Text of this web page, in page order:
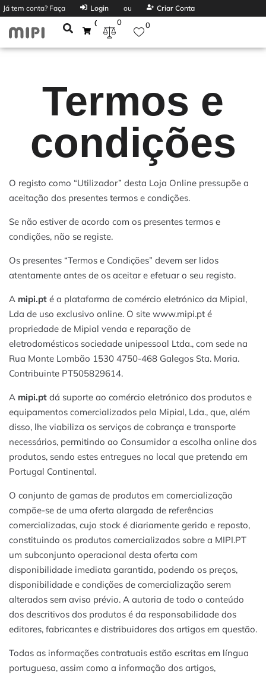
Já tem conta? Faça Login ou Criar Conta
0 0 0
Termos e
condições
O registo como “Utilizador” desta Loja Online pressupõe a
aceitação dos presentes termos e condições.
Se não estiver de acordo com os presentes termos e
condições, não se registe.
Os presentes “Termos e Condições” devem ser lidos
atentamente antes de os aceitar e efetuar o seu registo.
A mipi.pt é a plataforma de comércio eletrónico da Mipial,
Lda de uso exclusivo online. O site www.mipi.pt é
propriedade de Mipial venda e reparação de
eletrodomésticos sociedade unipessoal Ltda., com sede na
Rua Monte Lombão 1530 4750-468 Galegos Sta. Maria.
Contribuinte PT505829614.
A mipi.pt dá suporte ao comércio eletrónico dos produtos e
equipamentos comercializados pela Mipial, Lda., que, além
disso, lhe viabiliza os serviços de cobrança e transporte
necessários, permitindo ao Consumidor a escolha online dos
produtos, sendo estes entregues no local que pretenda em
Portugal Continental.
O conjunto de gamas de produtos em comercialização
compõe-se de uma oferta alargada de referências
comercializadas, cujo stock é diariamente gerido e reposto,
constituindo os produtos comercializados sobre a MIPI.PT
um subconjunto operacional desta oferta com
disponibilidade imediata garantida, podendo os preços,
disponibilidade e condições de comercialização serem
alterados sem aviso prévio. A autoria de todo o conteúdo
dos descritivos dos produtos é da responsabilidade dos
editores, fabricantes e distribuidores dos artigos em questão.
Todas as informações contratuais estão escritas em língua
portuguesa, assim como a informação dos artigos,